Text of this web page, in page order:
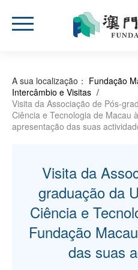
A sua localização： Fundação
Intercâmbio e Visitas /
Visita da Associação de Pós-
Ciência e Tecnologia de Macau
apresentação das suas
Visita da
graduação da
Ciência e
Fundação
das suas